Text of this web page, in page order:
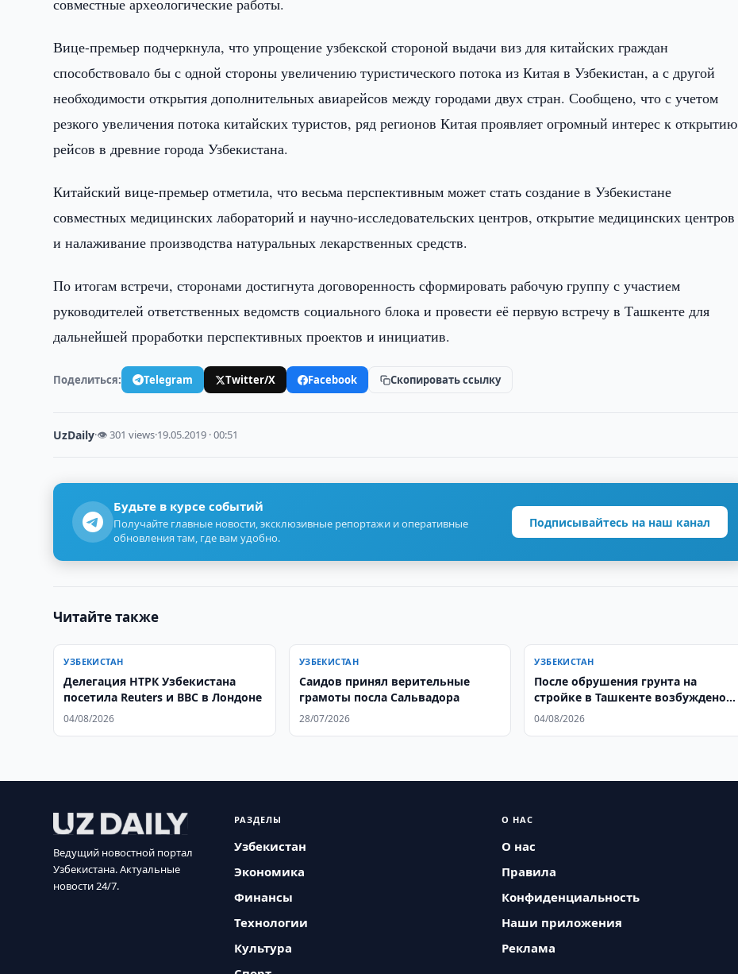
совместные археологические работы.
Вице-премьер подчеркнула, что упрощение узбекской стороной выдачи виз для китайских граждан
способствовало бы с одной стороны увеличению туристического потока из Китая в Узбекистан, а с другой
необходимости открытия дополнительных авиарейсов между городами двух стран. Сообщено, что с учетом
резкого увеличения потока китайских туристов, ряд регионов Китая проявляет огромный интерес к открытию
рейсов в древние города Узбекистана.
Китайский вице-премьер отметила, что весьма перспективным может стать создание в Узбекистане
совместных медицинских лабораторий и научно-исследовательских центров, открытие медицинских центров
и налаживание производства натуральных лекарственных средств.
По итогам встречи, сторонами достигнута договоренность сформировать рабочую группу с участием
руководителей ответственных ведомств социального блока и провести её первую встречу в Ташкенте для
дальнейшей проработки перспективных проектов и инициатив.
Поделиться: Telegram Twitter/X Facebook Скопировать ссылку
UzDaily·👁 301 views·19.05.2019 · 00:51
Будьте в курсе событий
Получайте главные новости, эксклюзивные репортажи и оперативные
обновления там, где вам удобно.
Подписывайтесь на наш канал
Читайте также
УЗБЕКИСТАН
Делегация НТРК Узбекистана
посетила Reuters и BBC в Лондоне
04/08/2026
УЗБЕКИСТАН
Саидов принял верительные
грамоты посла Сальвадора
28/07/2026
УЗБЕКИСТАН
После обрушения грунта на
стройке в Ташкенте возбуждено
уголовное дело
04/08/2026
Ведущий новостной портал
Узбекистана. Актуальные
новости 24/7.
РАЗДЕЛЫ
Узбекистан
Экономика
Финансы
Технологии
Культура
О НАС
О нас
Правила
Конфиденциальность
Наши приложения
Реклама